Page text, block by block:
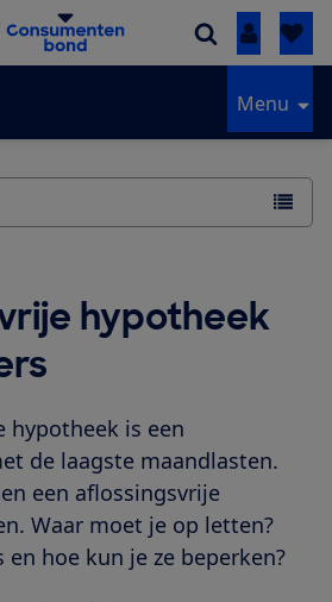
Inloggen
Menu
hypotheek
hypotheek is een
de laagste maandlasten.
een aflossingsvrije
Waar moet je op letten?
hoe kun je ze beperken?